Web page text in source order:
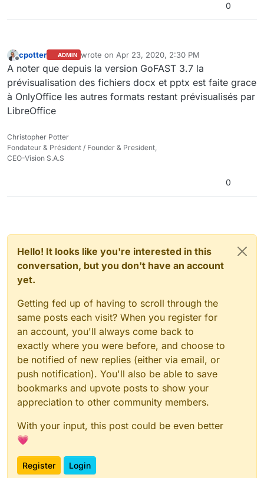
0
Offline
cpotter ADMIN wrote on Apr 23, 2020, 2:30 PM
last edited by
A noter que depuis la version GoFAST 3.7 la
prévisualisation des fichiers docx et pptx est faite grace
à OnlyOffice les autres formats restant prévisualisés par
LibreOffice
Christopher Potter
Fondateur & Président / Founder & President,
CEO-Vision S.A.S
0
Hello! It looks like you're interested in this
conversation, but you don't have an account
yet.
Getting fed up of having to scroll through the
same posts each visit? When you register for
an account, you'll always come back to
exactly where you were before, and choose to
be notified of new replies (either via email, or
push notification). You'll also be able to save
bookmarks and upvote posts to show your
appreciation to other community members.
With your input, this post could be even better
💗
Register Login